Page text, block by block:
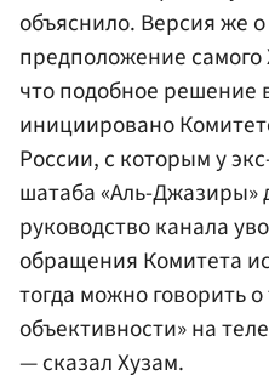
объяснило. Версия же
предположение
что подобное решение
инициировано
России, с которым у
шатаба «Аль-Джазиры»
руководство канала
обращения Комитета
тогда можно говорить
объективности» на
— сказал Хузам.